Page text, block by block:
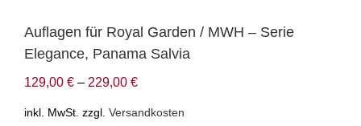
Auflagen für Royal Garden / MWH – Serie
Elegance, Panama Salvia
129,00 € – 229,00 €
inkl. MwSt. zzgl. Versandkosten